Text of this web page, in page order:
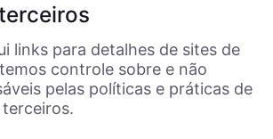
links para detalhes de sites de
controle sobre e não
pelas políticas e práticas de